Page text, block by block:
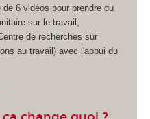
6 vidéos pour prendre du
sur le travail,
de recherches sur
au travail) avec l'appui du